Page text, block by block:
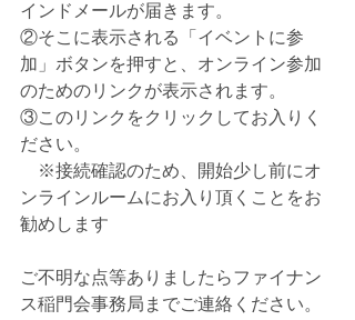
インドメールが届きます。
②そこに表示される「イベントに参
加」ボタンを押すと、オンライン参加
のためのリンクが表示されます。
③このリンクをクリックしてお入りく
ださい。
※接続確認のため、開始少し前にオ
ンラインルームにお入り頂くことをお
勧めします
ご不明な点等ありましたらファイナン
ス稲門会事務局までご連絡ください。